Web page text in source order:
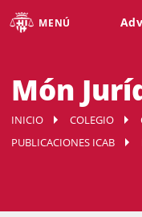
MENÚ
Món
INICIO COLEGIO
PUBLICACIONES ICAB